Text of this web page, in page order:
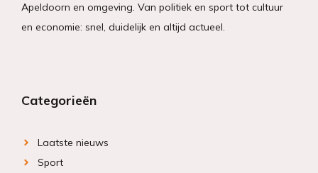
Apeldoorn en omgeving. Van politiek en sport tot cultuur
en economie: snel, duidelijk en altijd actueel.
Categorieën
Laatste nieuws
Sport